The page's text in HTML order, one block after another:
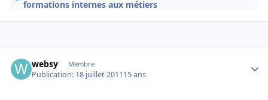
formations internes aux métiers
websy Membre
Publication: 18 juillet 201115 ans